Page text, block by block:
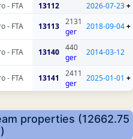
- FTA 13112 2026-07-23+
- FTA 13113
2131
ger
2018-09-04+
- FTA 13140
440
ger
2014-03-12
- FTA 13141
2411
ger
2025-01-01 +
properties (12662.75